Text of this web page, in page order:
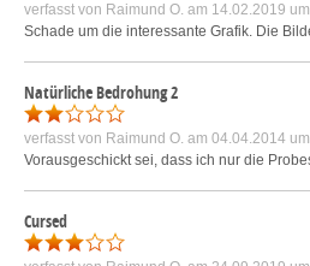
verfasst von Raimund O. am 14.02.2019
Schade um die interessante Grafik. Die
Natürliche Bedrohung 2
verfasst von Raimund O. am 04.04.2014
Vorausgeschickt sei, dass ich nur die
Cursed